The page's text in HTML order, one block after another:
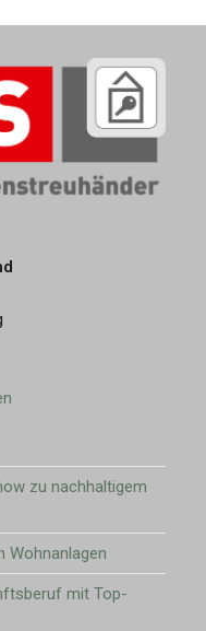
zu nachhaltigem
Wohnanlagen
mit Top-